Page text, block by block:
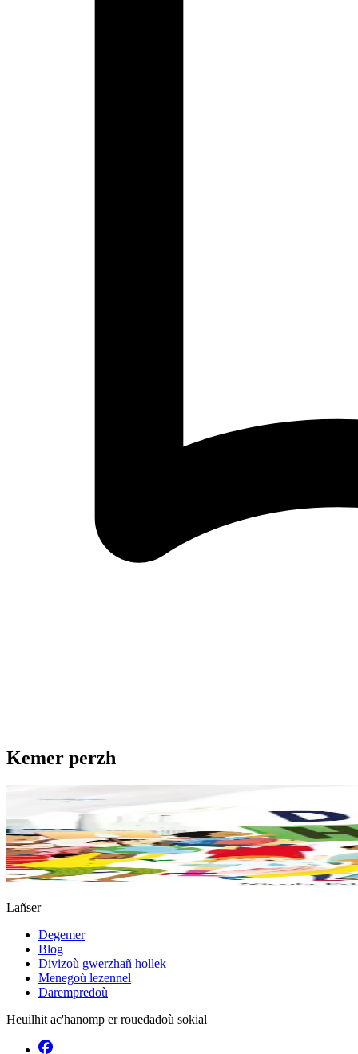
Kemer perzh
Un douar evit an holl
Bras-divent eo hor planedenn ha kaer-meurbet ivez, met ezhomm
Er stok13,00 €
Lañser
Degemer
Blog
Divizoù gwerzhañ hollek
Menegoù lezennel
Darempredoù
Heuilhit ac'hanomp er rouedadoù sokial